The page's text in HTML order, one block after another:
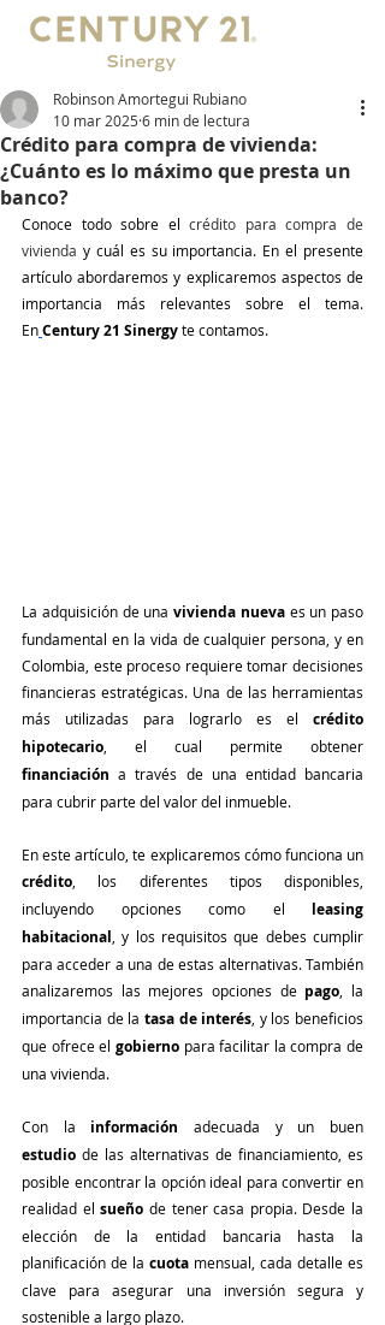
Crédito para compra de vivienda:
¿Cuánto es lo máximo que presta un
banco?
Robinson Amortegui Rubiano
10 mar 2025 6 min de lectura
Conoce todo sobre el crédito para compra de
vivienda y cuál es su importancia. En el presente
artículo abordaremos y explicaremos aspectos de
importancia más relevantes sobre el tema.
EnCentury 21 Sinergy te contamos.
La adquisición de una vivienda nueva es un paso
fundamental en la vida de cualquier persona, y en
Colombia, este proceso requiere tomar decisiones
financieras estratégicas. Una de las herramientas
más utilizadas para lograrlo es el crédito
hipotecario
financiación a través de una entidad bancaria
para cubrir parte del valor del inmueble.
crédito, los diferentes tipos disponibles,
incluyendo opciones como el leasing
habitacional, y los requisitos que debes cumplir
para acceder a una de estas alternativas. También
analizaremos las mejores opciones de pago, la
importancia de la tasa de interés, y los beneficios
que ofrece el gobierno para facilitar la compra de
una vivienda.
Con la información
estudio de las alternativas de financiamiento, es
posible encontrar la opción ideal para convertir en
realidad el sueño de tener casa propia. Desde la
elección de la entidad bancaria hasta la
planificación de la cuota mensual, cada detalle es
clave para asegurar una inversión segura y
sostenible a largo plazo.